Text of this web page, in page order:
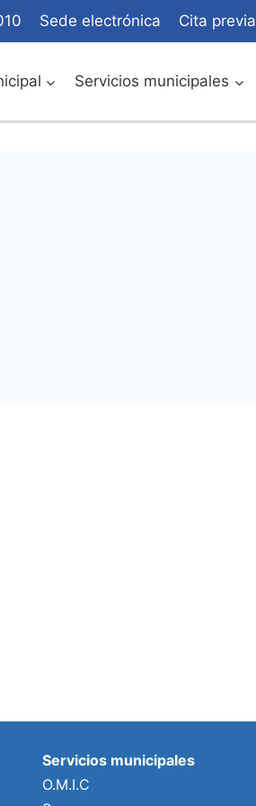
Sede electrónica Cita previa
Servicios municipales
Servicios municipales
O.M.I.C